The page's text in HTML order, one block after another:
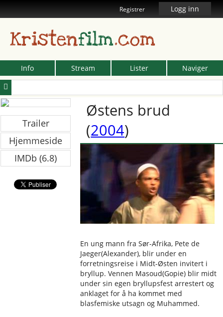
Registrer Logg inn
Kristenfilm.com
Info Stream Lister Naviger
Trailer
Hjemmeside
IMDb (6.8)
Østens brud
(2004)
En ung mann fra Sør-Afrika, Pete de
Jaeger(Alexander), blir under en
forretningsreise i Midt-Østen invitert i
bryllup. Vennen Masoud(Gopie) blir midt
under sin egen bryllupsfest arrestert og
anklaget for å ha kommet med
blasfemiske utsagn og Muhammed.